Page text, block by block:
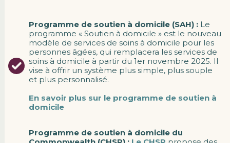
Programme de soutien à domicile (SAH) : Le
programme « Soutien à domicile » est le nouveau
modèle de services de soins à domicile pour les
personnes âgées, qui remplacera les services de
soins à domicile à partir du 1er novembre 2025. Il
vise à offrir un système plus simple, plus souple
et plus personnalisé.
En savoir plus sur le programme de soutien à
domicile
Programme de soutien à domicile du